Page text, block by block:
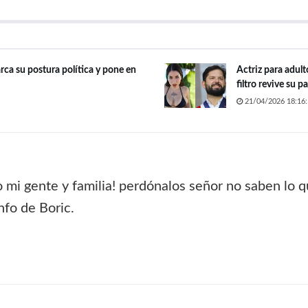
su postura política y pone en
Actriz para
filtro revive su
21/04/2026
gente y familia! perdónalos señor no saben lo
de Boric.